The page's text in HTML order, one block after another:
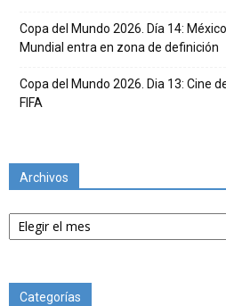
Copa del Mundo 2026. Día 14:
Mundial entra en zona de definición
Copa del Mundo 2026. Dia 13: Cine
FIFA
Archivos
Archivos
Categorías